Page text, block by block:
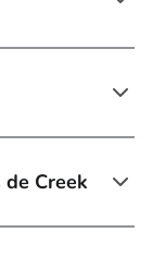
Creek